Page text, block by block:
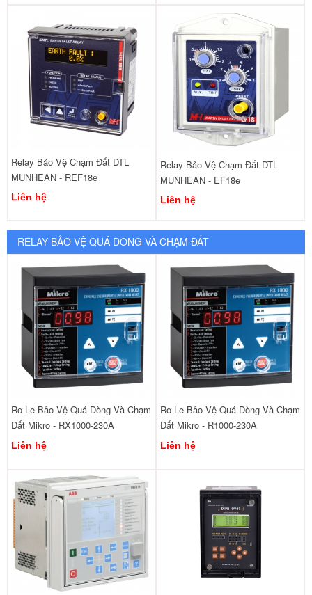
Relay Bảo Vệ Chạm Đất DTL
MUNHEAN - REF18e
Liên hệ
Relay Bảo Vệ Chạm Đất DTL
MUNHEAN - EF18e
Liên hệ
RELAY BẢO VỆ QUÁ DÒNG VÀ CHẠM ĐẤT
Rơ Le Bảo Vệ Quá Dòng Và Chạm
Đất Mikro - RX1000-230A
Liên hệ
Rơ Le Bảo Vệ Quá Dòng Và Chạm
Đất Mikro - R1000-230A
Liên hệ